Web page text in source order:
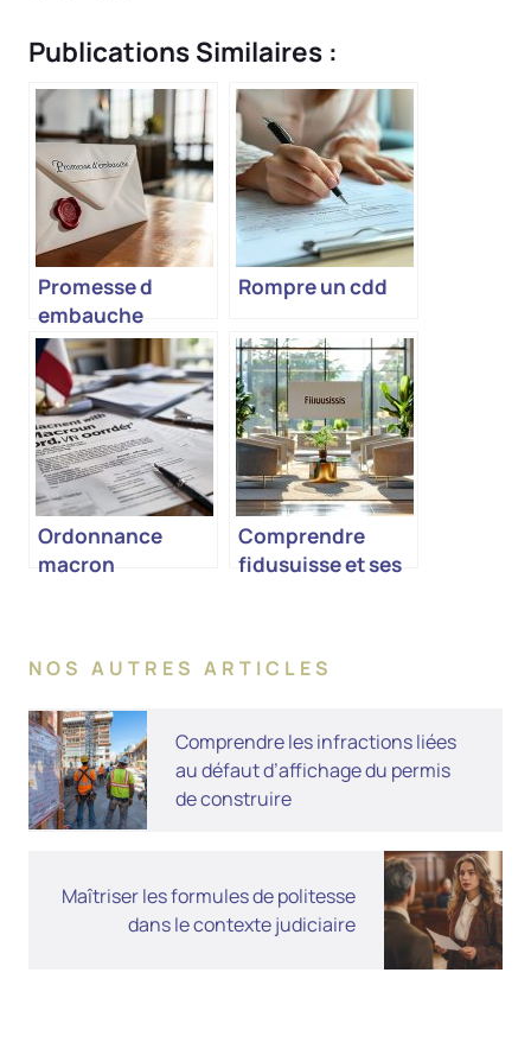
Publications Similaires :
Promesse d
embauche
Rompre un cdd
Ordonnance
macron
Comprendre
fidusuisse et ses
NOS AUTRES ARTICLES
Comprendre les infractions liées
au défaut d’affichage du permis
de construire
Maîtriser les formules de politesse
dans le contexte judiciaire